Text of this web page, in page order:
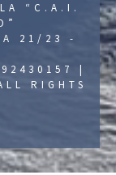
“C.A.I.
21/23 -
|
RIGHTS